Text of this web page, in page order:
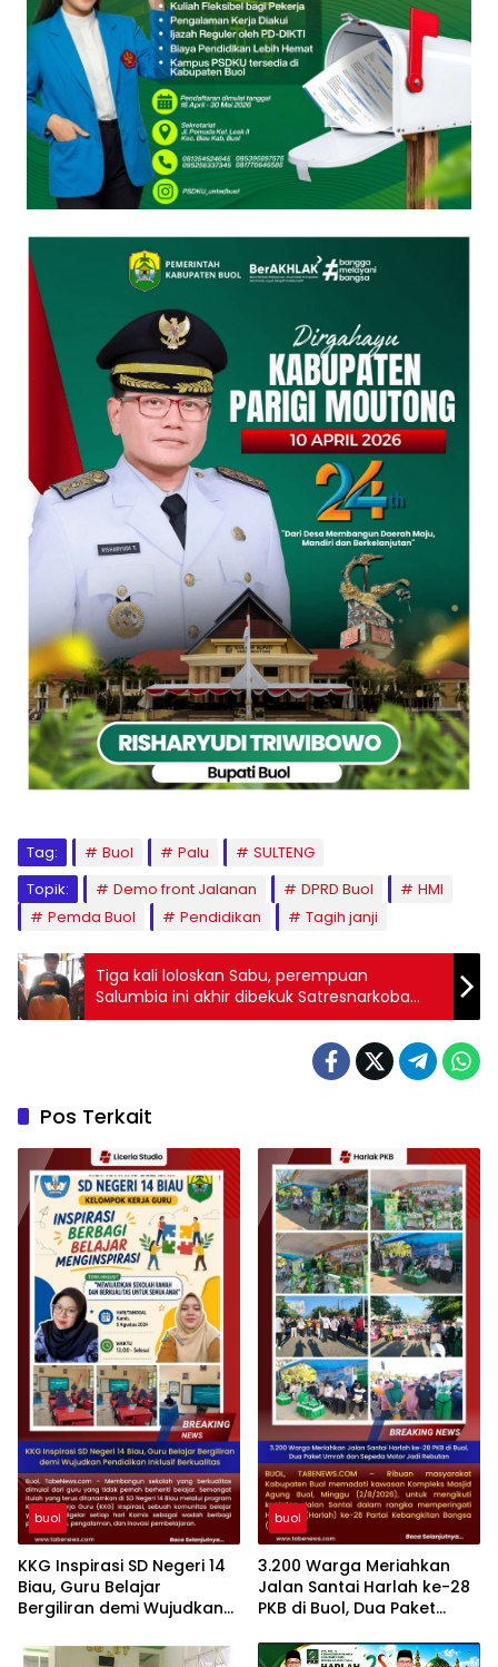
Tag: Buol Palu
SULTENG
Topik:
Demo front Jalanan DPRD Buol
HMI
Pemda Buol
Pendidikan Tagih janji
Tiga kali loloskan Sabu, perempuan
Salumbia ini akhir dibekuk Satresnarkoba
bawa barang 1 kg
Pos Terkait
buol
KKG Inspirasi SD Negeri 14
Biau, Guru Belajar
Bergiliran demi Wujudkan
Berkualitas
buol
3.200 Warga Meriahkan
Jalan Santai Harlah ke-28
PKB di Buol, Dua Paket
Jadi Rebutan